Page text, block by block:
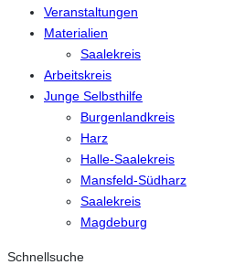
Veranstaltungen
Materialien
Saalekreis
Arbeitskreis
Junge Selbsthilfe
Burgenlandkreis
Harz
Halle-Saalekreis
Mansfeld-Südharz
Saalekreis
Magdeburg
Schnellsuche